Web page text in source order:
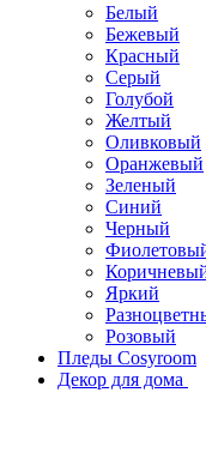
Белый
Бежевый
Красный
Серый
Голубой
Желтый
Оливковый
Оранжевый
Зеленый
Синий
Черный
Яркий
Розовый
Пледы Cosyroom
Декор для дома